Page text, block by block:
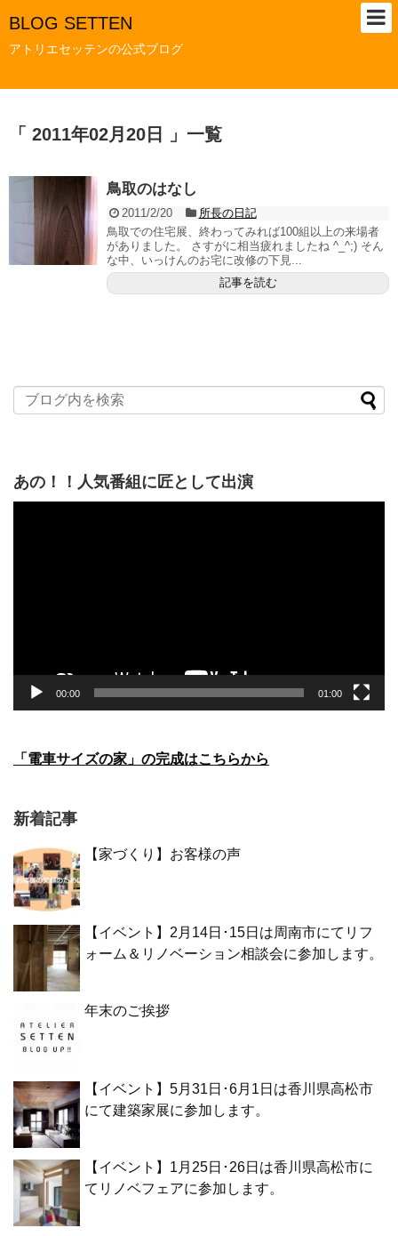
BLOG SETTEN
アトリエセッテンの公式ブログ
「 2011年02月20日 」一覧
鳥取のはなし
2011/2/20
所長の日記
鳥取での住宅展、終わってみれば100組以上の来場者
がありました。 さすがに相当疲れましたね ^_^;) そん
な中、いっけんのお宅に改修の下見...
記事を読む
あの！！人気番組に匠として出演
00:00 01:00
「電車サイズの家」の完成はこちらから
新着記事
【家づくり】お客様の声
【イベント】2月14日･15日は周南市にてリフ
ォーム＆リノベーション相談会に参加します。
年末のご挨拶
【イベント】5月31日･6月1日は香川県高松市
にて建築家展に参加します。
【イベント】1月25日･26日は香川県高松市に
てリノベフェアに参加します。